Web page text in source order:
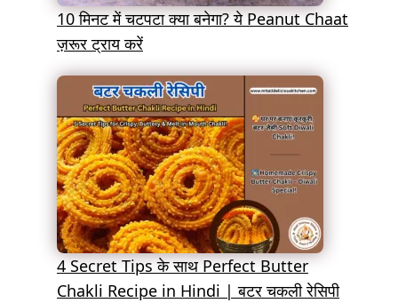
10 मिनट में चटपटा क्या बनेगा? ये Peanut Chaat
ज़रूर ट्राय करें
4 Secret Tips के साथ Perfect Butter
Chakli Recipe in Hindi | बटर चकली रेसिपी